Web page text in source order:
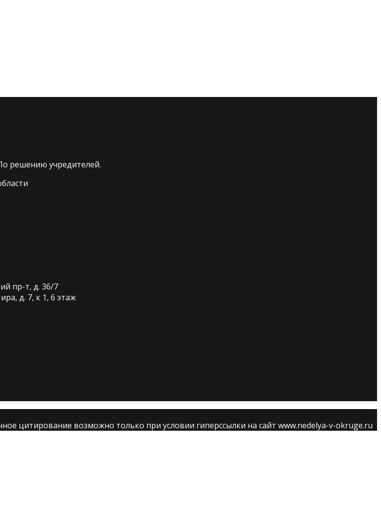
решению учредителей.
пр-т, д. 36/7
д. 7, к 1, 6 этаж
цитирование возможно только при условии гиперссылки на сайт www.nedelya-v-okruge.ru